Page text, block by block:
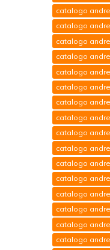
catalogo
catalogo
catalogo
catalogo
catalogo
catalogo
catalogo
catalogo
catalogo
catalogo
catalogo
catalogo
catalogo
catalogo
catalogo
catalogo